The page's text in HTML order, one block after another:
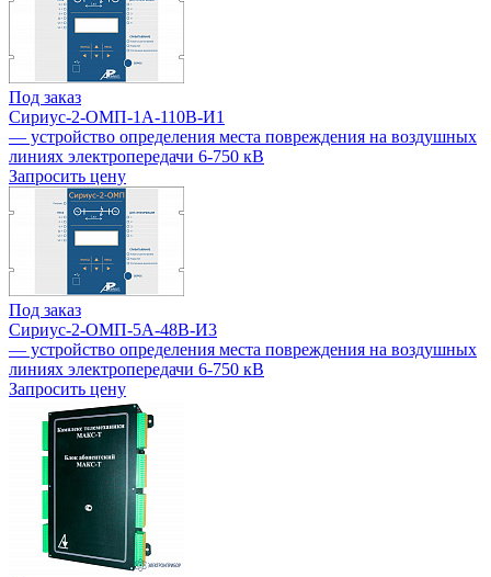
Под заказ
Сириус-2-ОМП-1А-110В-И1
— устройство определения места повреждения на воздушных
линиях электропередачи 6-750 кВ
Запросить цену
Под заказ
Сириус-2-ОМП-5А-48В-И3
— устройство определения места повреждения на воздушных
линиях электропередачи 6-750 кВ
Запросить цену